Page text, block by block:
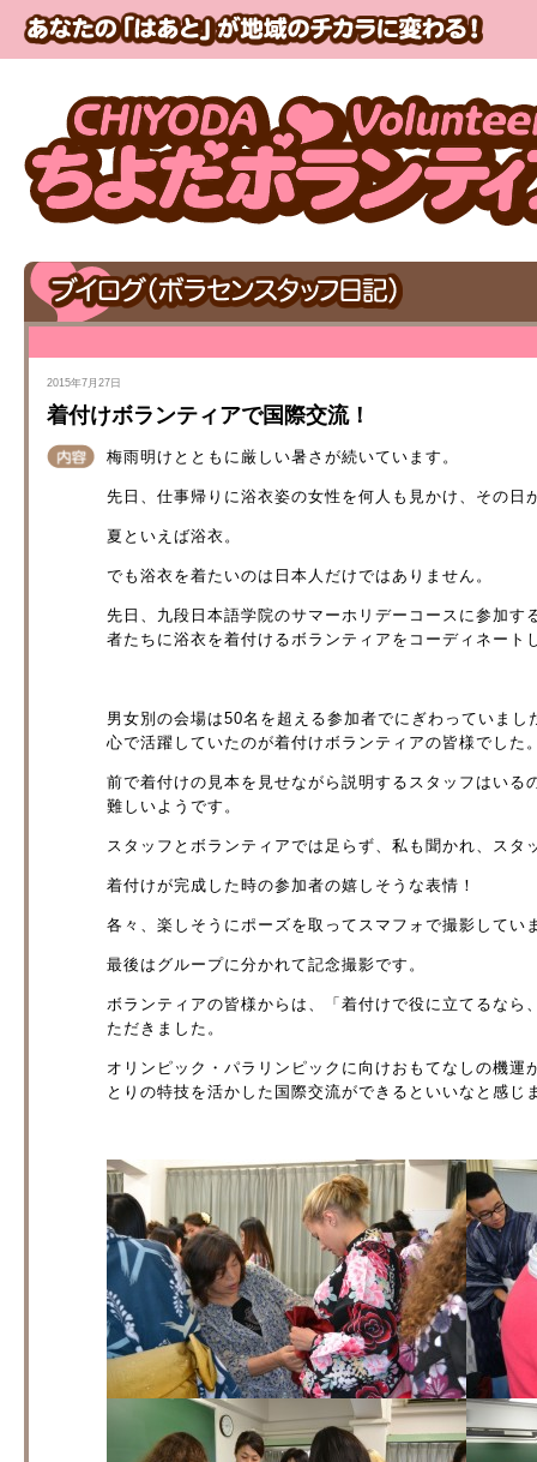
2015年7月27日
着付けボランティアで国際交流！
梅雨明けとともに厳しい暑さが続いています。
先日、仕事帰りに浴衣姿の女性を何人も見かけ、その
夏といえば浴衣。
でも浴衣を着たいのは日本人だけではありません。
先日、九段日本語学院のサマーホリデーコースに参加
者たちに浴衣を着付けるボランティアをコーディネート
男女別の会場は50名を超える参加者でにぎわっていま
心で活躍していたのが着付けボランティアの皆様でした
前で着付けの見本を見せながら説明するスタッフはい
難しいようです。
スタッフとボランティアでは足らず、私も聞かれ、ス
着付けが完成した時の参加者の嬉しそうな表情！
各々、楽しそうにポーズを取ってスマフォで撮影してい
最後はグループに分かれて記念撮影です。
ボランティアの皆様からは、「着付けで役に立てるな
ただきました。
オリンピック・パラリンピックに向けおもてなしの機
とりの特技を活かした国際交流ができるといいなと感じ